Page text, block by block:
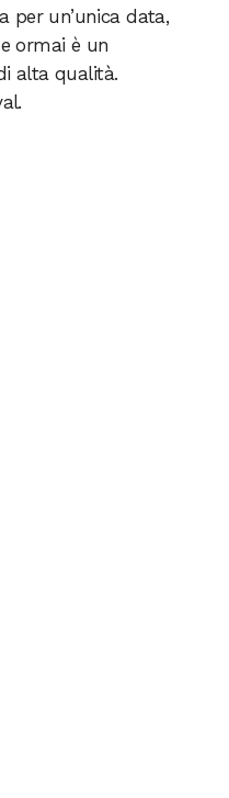
per un’unica data,
ormai è un
alta qualità.